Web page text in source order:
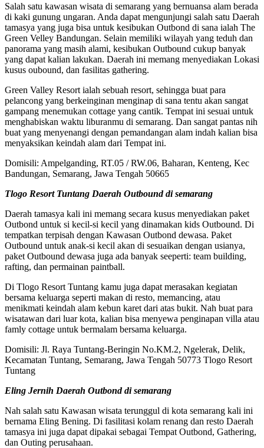
Salah satu kawasan wisata di semarang yang bernuansa alam berada
di kaki gunung ungaran. Anda dapat mengunjungi salah satu Daerah
tamasya yang juga bisa untuk kesibukan Outbond di sana ialah The
Green Velley Bandungan. Selain memiliki wilayah yang teduh dan
panorama yang masih alami, kesibukan Outbound cukup banyak
yang dapat kalian lakukan. Daerah ini memang menyediakan Lokasi
kusus oubound, dan fasilitas gathering.
Green Valley Resort ialah sebuah resort, sehingga buat para
pelancong yang berkeinginan menginap di sana tentu akan sangat
gampang menemukan cottage yang cantik. Tempat ini sesuai untuk
menghabiskan waktu liburanmu di semarang. Dan sangat pantas nih
buat yang menyenangi dengan pemandangan alam indah kalian bisa
menyaksikan keindah alam dari Tempat ini.
Domisili: Ampelganding, RT.05 / RW.06, Baharan, Kenteng, Kec
Bandungan, Semarang, Jawa Tengah 50665
Tlogo Resort Tuntang Daerah Outbound di semarang
Daerah tamasya kali ini memang secara kusus menyediakan paket
Outbond untuk si kecil-si kecil yang dinamakan kids Outbound. Di
tempatkan terpisah dengan Kawasan Outbond dewasa. Paket
Outbound untuk anak-si kecil akan di sesuaikan dengan usianya,
paket Outbound dewasa juga ada banyak seeperti: team building,
rafting, dan permainan paintball.
Di Tlogo Resort Tuntang kamu juga dapat merasakan kegiatan
bersama keluarga seperti makan di resto, memancing, atau
menikmati keindah alam kebun karet dari atas bukit. Nah buat para
wisatawan dari luar kota, kalian bisa menyewa penginapan villa atau
famly cottage untuk bermalam bersama keluarga.
Domisili: Jl. Raya Tuntang-Beringin No.KM.2, Ngelerak, Delik,
Kecamatan Tuntang, Semarang, Jawa Tengah 50773 Tlogo Resort
Tuntang
Eling Jernih Daerah Outbond di semarang
Nah salah satu Kawasan wisata terunggul di kota semarang kali ini
bernama Eling Bening. Di fasilitasi kolam renang dan resto Daerah
tamasya ini juga dapat dipakai sebagai Tempat Outbond, Gathering,
dan Outing perusahaan.